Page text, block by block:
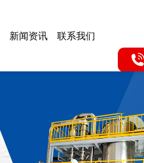
新闻资讯 联系我们